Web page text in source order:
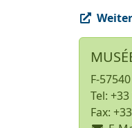
F-
Tel:
Fax: